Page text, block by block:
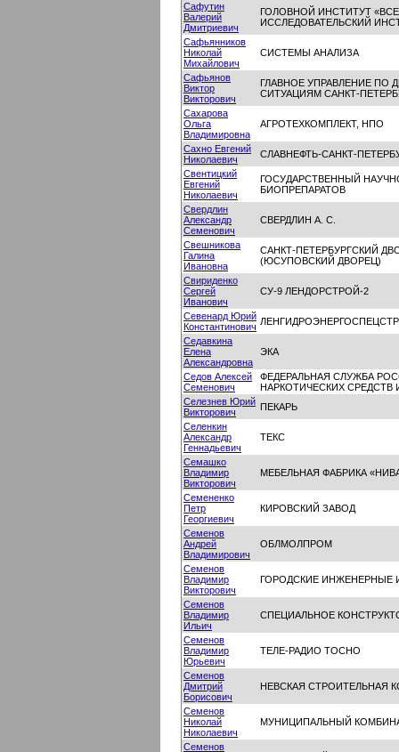
Сафутин
Валерий
Дмитриевич
ГОЛОВНОЙ ИНСТИТУТ
ИССЛЕДОВАТЕЛЬСКИЙ
Сафьянников
Николай
Михайлович
СИСТЕМЫ АНАЛИЗА
Сафьянов
Виктор
Викторович
ГЛАВНОЕ УПРАВЛЕНИЕ
СИТУАЦИЯМ САНКТ-
Сахарова
Ольга
Владимировна
АГРОТЕХКОМПЛЕКТ, НПО
Сахно Евгений
Николаевич
СЛАВНЕФТЬ-САНКТ-
Свентицкий
Евгений
Николаевич
ГОСУДАРСТВЕННЫЙ
БИОПРЕПАРАТОВ
Свердлин
Александр
Семенович
СВЕРДЛИН А. С.
Свешникова
Галина
Ивановна
САНКТ-ПЕТЕРБУРГСКИЙ
(ЮСУПОВСКИЙ ДВОРЕЦ)
Свириденко
Сергей
Иванович
СУ-9 ЛЕНДОРСТРОЙ-2
Севенард Юрий
Константинович
Седавкина
Елена
Александровна
ЭКА
Седов Алексей
Семенович
ФЕДЕРАЛЬНАЯ СЛУЖБА
НАРКОТИЧЕСКИХ
Селезнев Юрий
Викторович
ПЕКАРЬ
Селенкин
Александр
Геннадьевич
ТЕКС
Семашко
Владимир
Викторович
МЕБЕЛЬНАЯ ФАБРИКА
Семененко
Петр
Георгиевич
КИРОВСКИЙ ЗАВОД
Семенов
Андрей
Владимирович
ОБЛМОЛПРОМ
Семенов
Владимир
Викторович
ГОРОДСКИЕ ИНЖЕНЕРНЫЕ
Семенов
Владимир
Ильич
СПЕЦИАЛЬНОЕ
Семенов
Владимир
Юрьевич
ТЕЛЕ-РАДИО ТОСНО
Семенов
Дмитрий
Борисович
НЕВСКАЯ СТРОИТЕЛЬНАЯ
Семенов
Николай
Николаевич
МУНИЦИПАЛЬНЫЙ
Семенов